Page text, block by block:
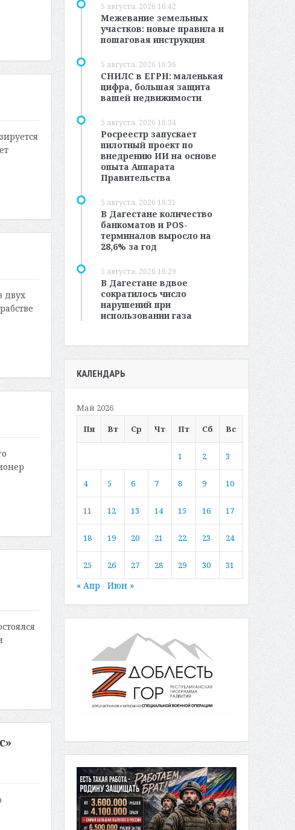
двух
5 августа, 2026 16:42
Межевание земельных
участков: новые правила и
пошаговая инструкция
5 августа, 2026 16:36
СНИЛС в ЕГРН: маленькая
цифра, большая защита
вашей недвижимости
5 августа, 2026 16:34
Росреестр запускает
пилотный проект по
внедрению ИИ на основе
опыта Аппарата
Правительства
5 августа, 2026 16:31
В Дагестане количество
банкоматов и POS-
терминалов выросло на
28,6% за год
5 августа, 2026 16:29
В Дагестане вдвое
сократилось число
нарушений при
использовании газа
КАЛЕНДАРЬ
Май 2026
Пн
Вт Ср Чт Пт Сб Вс
1 2 3
4 5 6 7 8 9 10
11 12 13 14 15 16 17
18 19 20 21 22 23 24
25 26 27 28 29 30 31
« Апр Июн »